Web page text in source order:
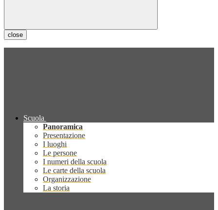
close
Scuola
Panoramica
Presentazione
I luoghi
Le persone
I numeri della scuola
Le carte della scuola
Organizzazione
La storia